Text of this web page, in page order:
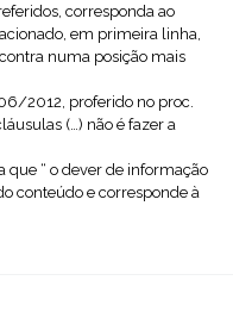
corresponda ao
em primeira linha,
numa posição mais
2012, proferido no proc.
(…) não é fazer a
que “ o dever de informação
conteúdo e corresponde à